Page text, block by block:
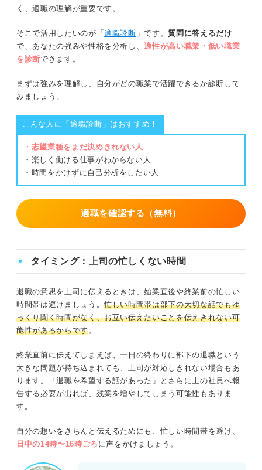
く、適職の理解が重要です。
そこで活用したいのが「適職診断 」です。質問に答えるだけ
で、あなたの強みや性格を分析し、適性が高い職業・低い職業
を診断できます。
まずは強みを理解し、自分がどの職業で活躍できるか診断して
みましょう。
こんな人に「適職診断」はおすすめ！
・志望業種をまだ決めきれない人
・楽しく働ける仕事がわからない人
・時間をかけずに自己分析をしたい人
適職を確認する（無料）
タイミング：上司の忙しくない時間
退職の意思を上司に伝えるときは、始業直後や終業前の忙しい
時間帯は避けましょう。忙しい時間帯は部下の大切な話でもゆ
っくり聞く時間がなく、お互い伝えたいことを伝えきれない可
能性があるからです。
終業直前に伝えてしまえば、一日の終わりに部下の退職という
大きな問題が持ち込まれても、上司が対応しきれない場合もあ
ります。「退職を希望する話があった」とさらに上の社員へ報
告する必要が出れば、残業を増やしてしまう可能性もありま
す。
自分の想いをきちんと伝えるためにも、忙しい時間帯を避け、
日中の14時〜16時ごろ に声をかけましょう。